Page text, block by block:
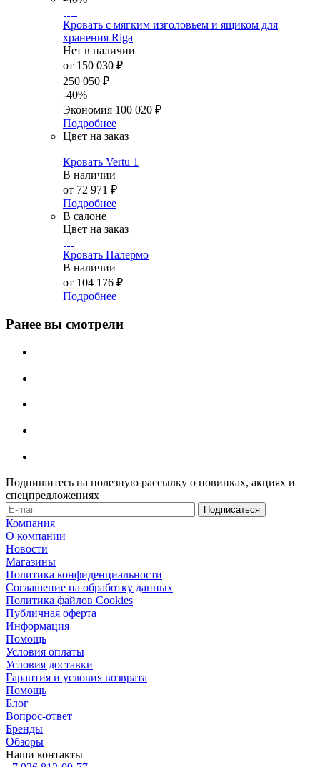
Кровать с мягким изголовьем и ящиком для
хранения Riga
Нет в наличии
от 150 030 ₽
250 050 ₽
-40%
Экономия 100 020 ₽
Подробнее
Цвет на заказ
Кровать Vertu 1
В наличии
от 72 971 ₽
Подробнее
В салоне
Цвет на заказ
Кровать Палермо
В наличии
от 104 176 ₽
Подробнее
Ранее вы смотрели
Подпишитесь на полезную рассылку о новинках, акциях и
спецпредложениях
Компания
О компании
Новости
Магазины
Политика конфиденциальности
Соглашение на обработку данных
Политика файлов Cookies
Публичная оферта
Информация
Помощь
Условия оплаты
Условия доставки
Гарантия и условия возврата
Помощь
Блог
Вопрос-ответ
Бренды
Обзоры
Наши контакты